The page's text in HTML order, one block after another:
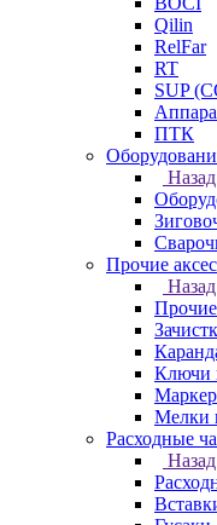
Qilin
RelFar
RT
SUP
ПТК
Назад
Прочие
Назад
Прочие
Ключи
Мелки
Расходные
Назад